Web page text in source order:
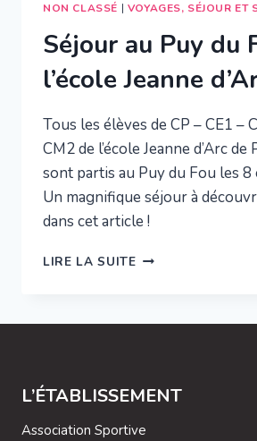
NON CLASSÉ | VOYAGES, SÉJOUR ET
Séjour au Puy du
l’école Jeanne
Tous les élèves de CP – CE1 –
CM2 de l’école Jeanne d’Arc
sont partis au Puy du Fou les
Un magnifique séjour à
dans cet article !
LIRE LA SUITESÉJOUR
JEANNE
D’ARC
!
L’ÉTABLISSEMENT
Association Sportive